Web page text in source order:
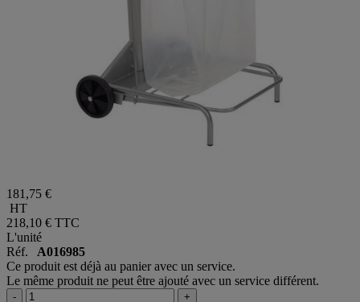
181,75 €
HT
218,10 €
L'unité
Réf.A016985
Ce produit est déjà au panier avec un service.
Le même produit ne peut être ajouté avec un service différent.